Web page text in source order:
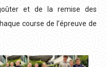
et de la remise des
course de l’épreuve de